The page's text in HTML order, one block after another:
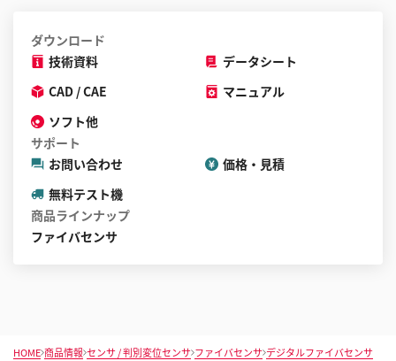
ダウンロード
技術資料
データシート
CAD / CAE
マニュアル
ソフト他
サポート
お問い合わせ
価格・見積
無料テスト機
商品ラインナップ
ファイバセンサ
HOME 商品情報 センサ / 判別変位センサ ファイバセンサ デジタルファイバセンサ